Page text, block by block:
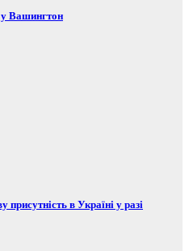
у Вашингтон
присутність в Україні у разі